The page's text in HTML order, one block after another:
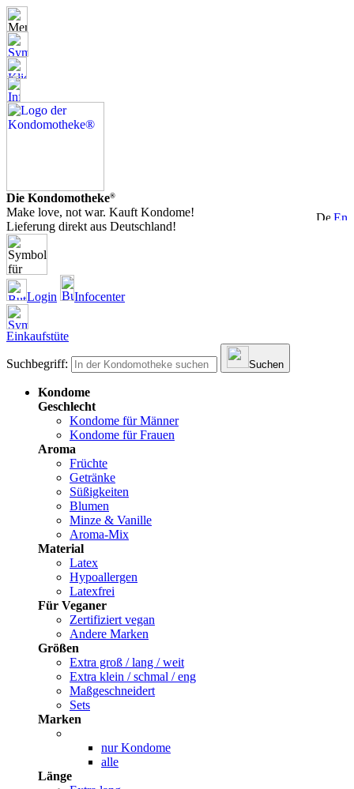
Die Kondomotheke®
Make love, not war. Kauft Kondome!
Lieferung direkt aus Deutschland!
Login Infocenter
Einkaufstüte
Suchbegriff: Suchen
Kondome
Geschlecht
Kondome für Männer
Kondome für Frauen
Aroma
Früchte
Getränke
Süßigkeiten
Blumen
Minze & Vanille
Aroma-Mix
Material
Latex
Hypoallergen
Latexfrei
Für Veganer
Zertifiziert vegan
Andere Marken
Größen
Extra groß / lang / weit
Extra klein / schmal / eng
Maßgeschneidert
Sets
Marken
nur Kondome
alle
Länge